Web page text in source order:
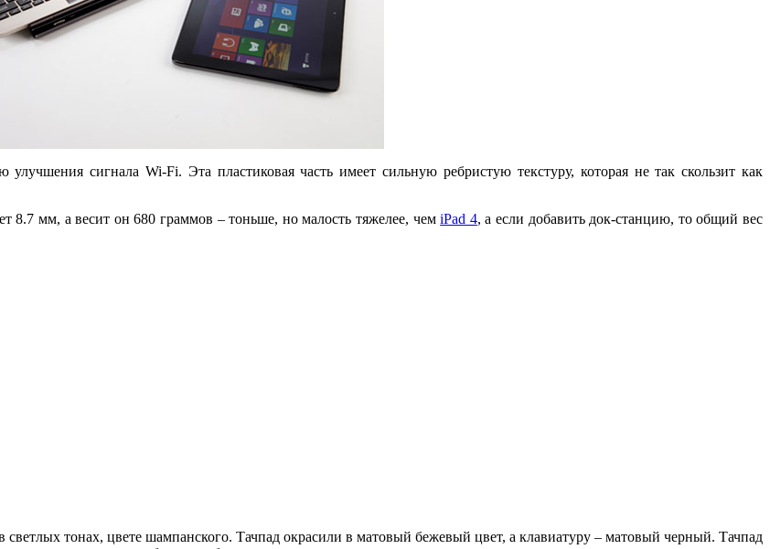
сигнала Wi-Fi. Эта пластиковая часть имеет сильную ребристую текстуру, которая не так скользит как
8.7 мм, а весит он 680 граммов – тоньше, но малость тяжелее, чемiPad 4, а если добавить док-станцию, то общий вес
тонах, цвете шампанского. Тачпад окрасили в матовый бежевый цвет, а клавиатуру – матовый черный. Тачпад